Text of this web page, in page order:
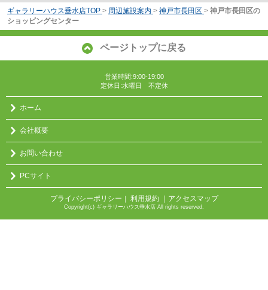
ギャラリーハウス垂水店TOP > 周辺施設案内 > 神戸市長田区 > 神戸市長田区の
ショッピングセンター
ページトップに戻る
営業時間:9:00-19:00
定休日:水曜日 不定休
ホーム
会社概要
お問い合わせ
PCサイト
プライバシーポリシー ｜ 利用規約 ｜アクセスマップ
Copyright(c) ギャラリーハウス垂水店 All rights reserved.